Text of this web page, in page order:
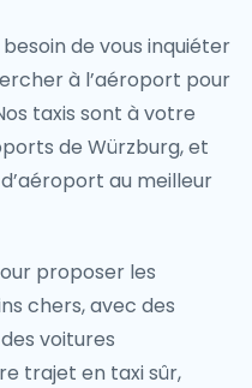
de vous inquiéter
à l’aéroport pour
taxis sont à votre
de Würzburg, et
au meilleur
proposer les
chers, avec des
voitures
trajet en taxi sûr,